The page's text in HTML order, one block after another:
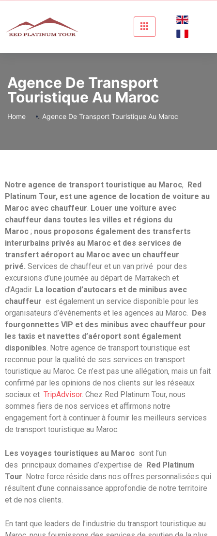
Agence De Transport
Touristique Au Maroc
Home . Agence De Transport Touristique Au Maroc
Notre agence de transport touristique au Maroc,
Red
Platinum Tour, est une agence de location de voiture au
Maroc avec chauffeur. Louer une voiture avec
chauffeur dans toutes les villes et régions du
Maroc ; nous proposons également des transferts
interurbains privés au Maroc et des services de
transfert aéroport au Maroc avec un chauffeur
privé. Services de chauffeur et un van privé pour des
excursions d’une journée au départ de Marrakech et
d’Agadir. La location d’autocars et de minibus avec
chauffeur est également un service disponible pour les
organisateurs d’événements et les agences au Maroc.
Des
fourgonnettes VIP et des minibus avec chauffeur pour
les taxis et navettes d’aéroport sont également
disponibles. Notre agence de transport touristique est
reconnue pour la qualité de ses services en transport
touristique au Maroc. Ce n’est pas une allégation, mais un fait
confirmé par les opinions de nos clients sur les réseaux
sociaux et TripAdvisor. Chez Red Platinum Tour, nous
sommes fiers de nos services et affirmons notre
engagement fort à continuer à fournir les meilleurs services
de transport touristique au Maroc.
Les voyages touristiques au Maroc sont l’un
des principaux domaines d’expertise de
Red Platinum
Tour. Notre force réside dans nos offres personnalisées qui
résultent d’une connaissance approfondie de notre territoire
et de nos clients.
En tant que leaders de l’industrie du transport touristique au